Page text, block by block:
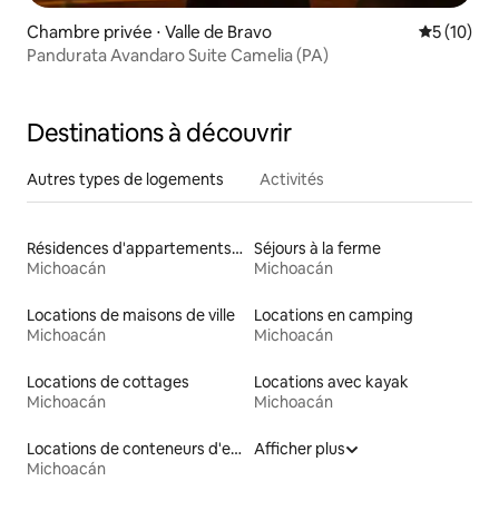
Chambre privée ⋅ Valle de Bravo
5 (10)
Pandurata Avandaro Suite Camelia (PA)
Destinations à découvrir
Autres types de logements Activités
Résidences d'appartements en location
Michoacán
Séjours à la ferme
Michoacán
Locations de maisons de ville
Michoacán
Locations en camping
Michoacán
Locations de cottages
Michoacán
Locations avec kayak
Michoacán
Locations de conteneurs d'expédition
Michoacán
Afficher plus